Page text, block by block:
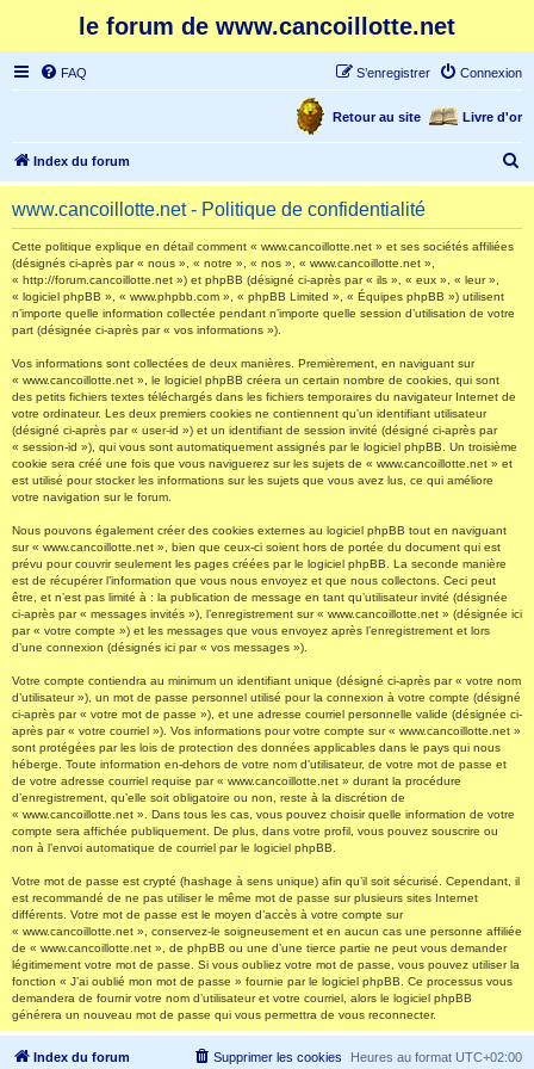
le forum de www.cancoillotte.net
FAQ Connexion
S’enregistrer
Livre d'or
Retour au site
Index du forum
e
www.cancoillotte.net - Politique de confidentialité
Cette politique explique en détail comment « www.cancoillotte.net » et ses sociétés affiliées
(désignés ci-après par « nous », « notre », « nos », « www.cancoillotte.net »,
« http://forum.cancoillotte.net ») et phpBB (désigné ci-après par « ils », « eux », « leur »,
« logiciel phpBB », « www.phpbb.com », « phpBB Limited », « Équipes phpBB ») utilisent
n’importe quelle information collectée pendant n’importe quelle session d’utilisation de votre
part (désignée ci-après par « vos informations »).
Vos informations sont collectées de deux manières. Premièrement, en naviguant sur
« www.cancoillotte.net », le logiciel phpBB créera un certain nombre de cookies, qui sont
des petits fichiers textes téléchargés dans les fichiers temporaires du navigateur Internet de
votre ordinateur. Les deux premiers cookies ne contiennent qu’un identifiant utilisateur
(désigné ci-après par « user-id ») et un identifiant de session invité (désigné ci-après par
« session-id »), qui vous sont automatiquement assignés par le logiciel phpBB. Un troisième
cookie sera créé une fois que vous naviguerez sur les sujets de « www.cancoillotte.net » et
est utilisé pour stocker les informations sur les sujets que vous avez lus, ce qui améliore
votre navigation sur le forum.
Nous pouvons également créer des cookies externes au logiciel phpBB tout en naviguant
sur « www.cancoillotte.net », bien que ceux-ci soient hors de portée du document qui est
prévu pour couvrir seulement les pages créées par le logiciel phpBB. La seconde manière
est de récupérer l’information que vous nous envoyez et que nous collectons. Ceci peut
être, et n’est pas limité à : la publication de message en tant qu’utilisateur invité (désignée
ci-après par « messages invités »), l’enregistrement sur « www.cancoillotte.net » (désignée ici
par « votre compte ») et les messages que vous envoyez après l’enregistrement et lors
d’une connexion (désignés ici par « vos messages »).
Votre compte contiendra au minimum un identifiant unique (désigné ci-après par « votre nom
d’utilisateur »), un mot de passe personnel utilisé pour la connexion à votre compte (désigné
ci-après par « votre mot de passe »), et une adresse courriel personnelle valide (désignée ci-
après par « votre courriel »). Vos informations pour votre compte sur « www.cancoillotte.net »
sont protégées par les lois de protection des données applicables dans le pays qui nous
héberge. Toute information en-dehors de votre nom d’utilisateur, de votre mot de passe et
de votre adresse courriel requise par « www.cancoillotte.net » durant la procédure
d’enregistrement, qu’elle soit obligatoire ou non, reste à la discrétion de
« www.cancoillotte.net ». Dans tous les cas, vous pouvez choisir quelle information de votre
compte sera affichée publiquement. De plus, dans votre profil, vous pouvez souscrire ou
non à l’envoi automatique de courriel par le logiciel phpBB.
Votre mot de passe est crypté (hashage à sens unique) afin qu’il soit sécurisé. Cependant, il
est recommandé de ne pas utiliser le même mot de passe sur plusieurs sites Internet
différents. Votre mot de passe est le moyen d’accès à votre compte sur
« www.cancoillotte.net », conservez-le soigneusement et en aucun cas une personne affiliée
de « www.cancoillotte.net », de phpBB ou une d’une tierce partie ne peut vous demander
légitimement votre mot de passe. Si vous oubliez votre mot de passe, vous pouvez utiliser la
fonction « J’ai oublié mon mot de passe » fournie par le logiciel phpBB. Ce processus vous
demandera de fournir votre nom d’utilisateur et votre courriel, alors le logiciel phpBB
générera un nouveau mot de passe qui vous permettra de vous reconnecter.
Index du forum Heures au format UTC+02:00
Supprimer les cookies